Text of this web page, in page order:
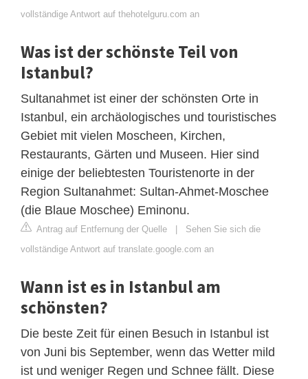
vollständige Antwort auf thehotelguru.com an
Was ist der schönste Teil von
Istanbul?
Sultanahmet ist einer der schönsten Orte in
Istanbul, ein archäologisches und touristisches
Gebiet mit vielen Moscheen, Kirchen,
Restaurants, Gärten und Museen. Hier sind
einige der beliebtesten Touristenorte in der
Region Sultanahmet: Sultan-Ahmet-Moschee
(die Blaue Moschee) Eminonu.
Antrag auf Entfernung der Quelle | Sehen Sie sich die
vollständige Antwort auf translate.google.com an
Wann ist es in Istanbul am
schönsten?
Die beste Zeit für einen Besuch in Istanbul ist
von Juni bis September, wenn das Wetter mild
ist und weniger Regen und Schnee fällt. Diese